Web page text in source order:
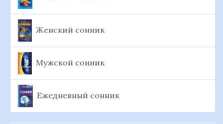
Женский сонник
Мужской сонник
Ежедневный сонник